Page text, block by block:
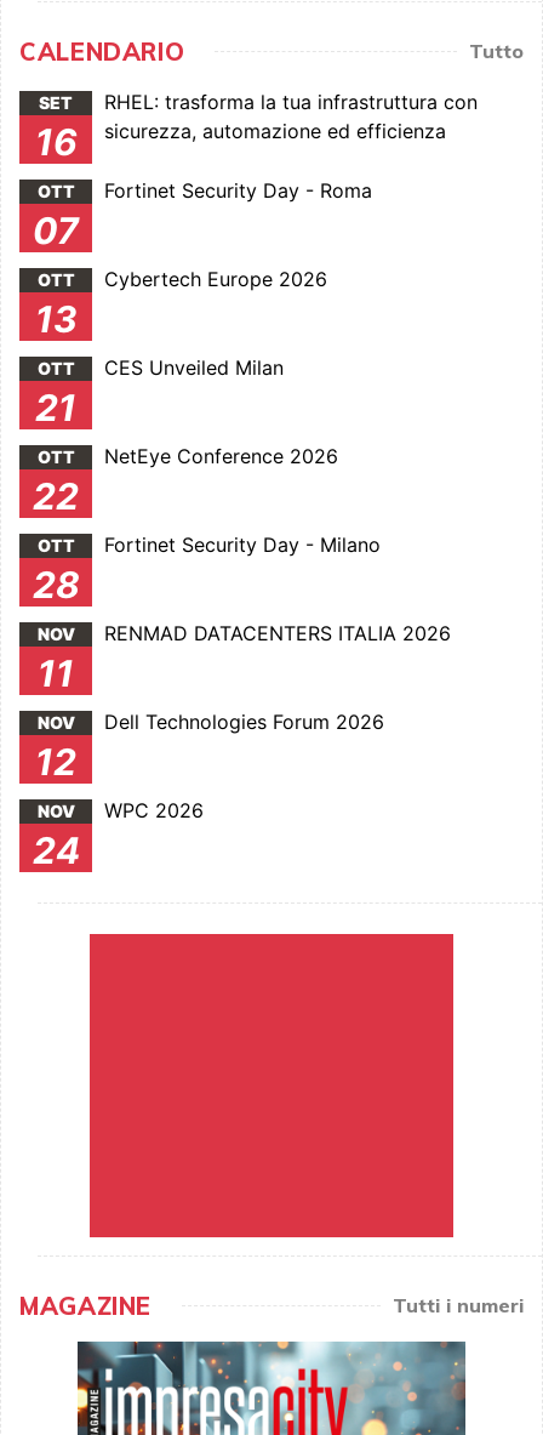
CALENDARIO Tutto
SET
16
RHEL: trasforma la tua infrastruttura con
sicurezza, automazione ed efficienza
OTT
07
Fortinet Security Day - Roma
OTT
13
Cybertech Europe 2026
OTT
21
CES Unveiled Milan
OTT
22
NetEye Conference 2026
OTT
28
Fortinet Security Day - Milano
NOV
11
RENMAD DATACENTERS ITALIA 2026
NOV
12
Dell Technologies Forum 2026
NOV
24
WPC 2026
MAGAZINE Tutti i numeri